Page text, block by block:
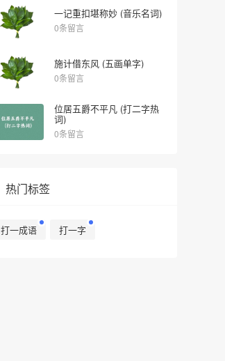
一记重扣堪称妙 (音乐名词)
0条留言
施计借东风 (五画单字)
0条留言
位居五爵不平凡 (打二字热
词)
0条留言
热门标签
打一成语 打一字